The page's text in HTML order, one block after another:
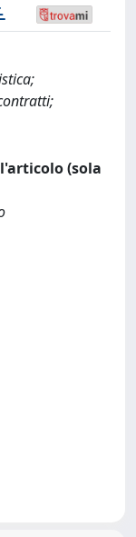
(sola